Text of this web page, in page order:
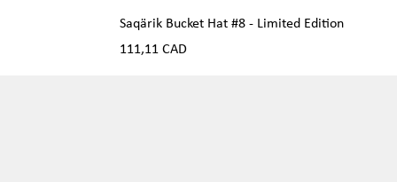
Saqärik Bucket Hat #8 - Limited Edition
Precio
111,11 CAD